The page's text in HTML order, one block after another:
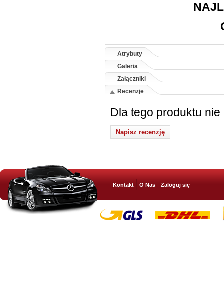
Atrybuty
Galeria
Załączniki
Recenzje
Dla tego produktu
Napisz recenzję
Kontakt O Nas Zaloguj się